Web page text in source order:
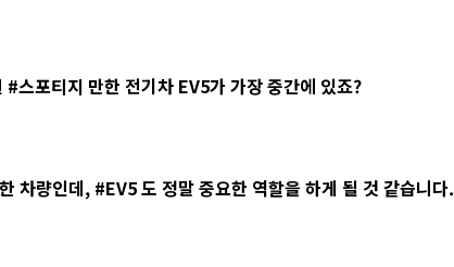
스포티지 만한 전기차 EV5가 가장 중간에 있죠?
차량인데, #EV5 도 정말 중요한 역할을 하게 될 것 같습니다.